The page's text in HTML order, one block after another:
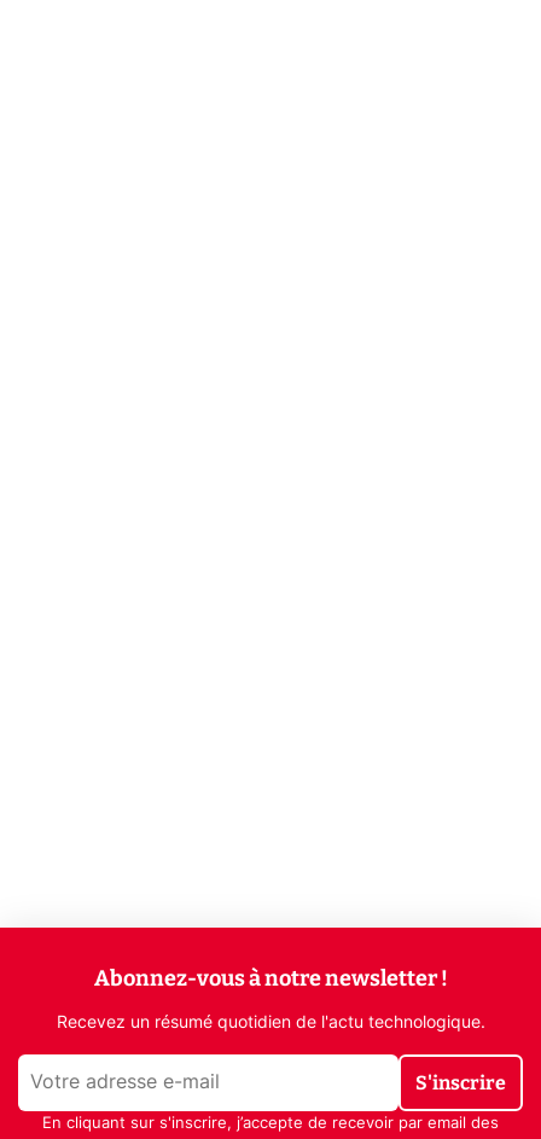
Abonnez-vous à notre newsletter !
Recevez un résumé quotidien de l'actu technologique.
S'inscrire
En cliquant sur s'inscrire, j’accepte de recevoir par email des